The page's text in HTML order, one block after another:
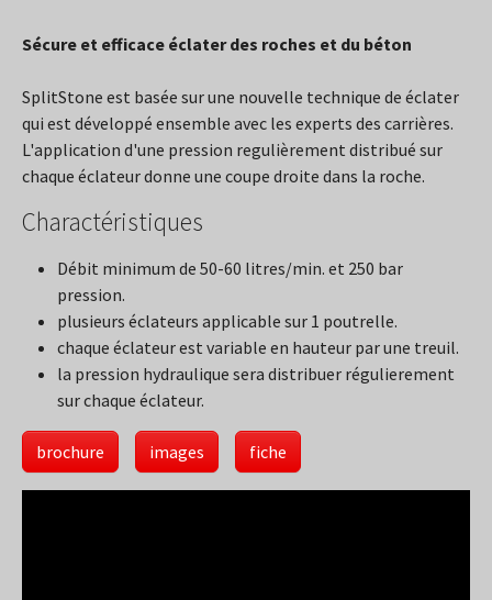
Sécure et efficace éclater des roches et du béton
SplitStone est basée sur une nouvelle technique de éclater
qui est développé ensemble avec les experts des carrières.
L'application d'une pression regulièrement distribué sur
chaque éclateur donne une coupe droite dans la roche.
Charactéristiques
Débit minimum de 50-60 litres/min. et 250 bar
pression.
plusieurs éclateurs applicable sur 1 poutrelle.
chaque éclateur est variable en hauteur par une treuil.
la pression hydraulique sera distribuer régulierement
sur chaque éclateur.
brochure images fiche